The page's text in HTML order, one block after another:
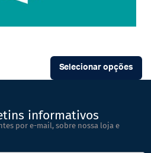
Selecionar opções
informativos
por e-mail, sobre nossa loja e